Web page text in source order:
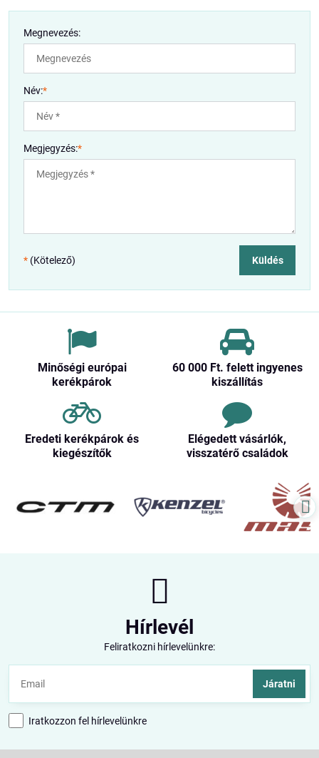
Megnevezés:
Név:*
Megjegyzés:*
* (Kötelező) Küldés
Minőségi európai
kerékpárok
60 000 Ft​. felett ingyenes
kiszállítás
Eredeti kerékpárok és
kiegészítők
Elégedett vásárlók,
visszatérő családok
Hírlevél
Feliratkozni hírlevelünkre:
Járatni
Iratkozzon fel hírlevelünkre